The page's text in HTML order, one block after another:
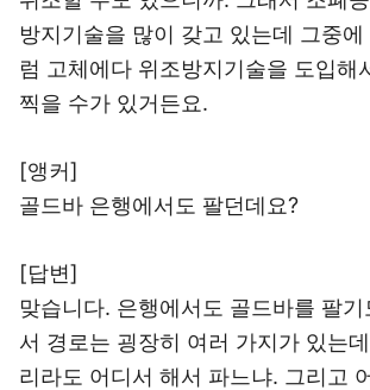
방지기술을 많이 갖고 있는데 그중에
럼 고체에다 위조방지기술을 도입해
찍을 수가 있거든요.
[앵커]
골드바 은행에서도 팔던데요?
[답변]
맞습니다. 은행에서도 골드바를 팔
서 경로는 굉장히 여러 가지가 있는
리라도 어디서 해서 파느냐. 그리고